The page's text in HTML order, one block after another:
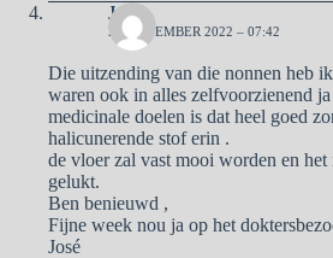
José
28 NOVEMBER 2022 – 07:42
Die uitzending van die nonnen heb
waren ook in alles zelfvoorzienend
medicinale doelen is dat heel goed
halicunerende stof erin .
de vloer zal vast mooi worden en
gelukt.
Ben benieuwd ,
Fijne week nou ja op het
José